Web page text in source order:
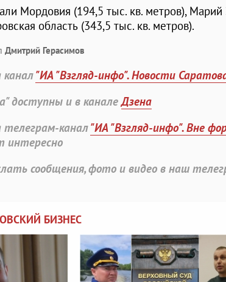
Мордовия (194,5 тыс. кв. метров), Марий
область (343,5 тыс. кв. метров).
Дмитрий Герасимов
"ИА "Взгляд-инфо". Новости
доступны и в каналеДзена
канал"ИА "Взгляд-инфо". Вне
интересно
сообщения, фото и видео в наш
БИЗНЕС